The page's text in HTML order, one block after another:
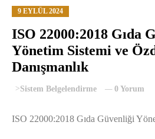
9 EYLÜL 2024
ISO 22000:2018 Gıda
Yönetim Sistemi ve
Danışmanlık
>Sistem Belgelendirme 0 Yorum
ISO 22000:2018 Gıda Güvenliği